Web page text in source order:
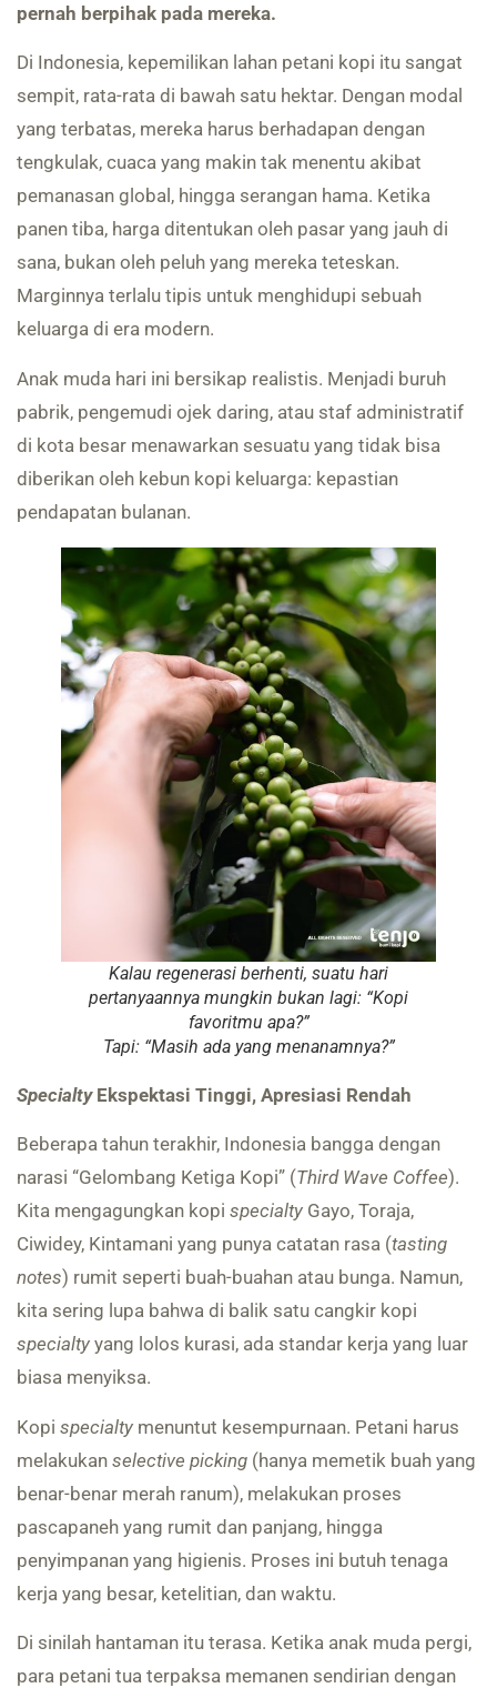
pernah berpihak pada mereka.
Di Indonesia, kepemilikan lahan petani kopi itu sangat
sempit, rata-rata di bawah satu hektar. Dengan modal
yang terbatas, mereka harus berhadapan dengan
tengkulak, cuaca yang makin tak menentu akibat
pemanasan global, hingga serangan hama. Ketika
panen tiba, harga ditentukan oleh pasar yang jauh di
sana, bukan oleh peluh yang mereka teteskan.
Marginnya terlalu tipis untuk menghidupi sebuah
keluarga di era modern.
Anak muda hari ini bersikap realistis. Menjadi buruh
pabrik, pengemudi ojek daring, atau staf administratif
di kota besar menawarkan sesuatu yang tidak bisa
diberikan oleh kebun kopi keluarga: kepastian
pendapatan bulanan.
Kalau regenerasi berhenti, suatu hari
pertanyaannya mungkin bukan lagi: “Kopi
favoritmu apa?”
Tapi: “Masih ada yang menanamnya?”
SpecialtyEkspektasi Tinggi, Apresiasi Rendah
Beberapa tahun terakhir, Indonesia bangga dengan
narasi “Gelombang Ketiga Kopi” (Third Wave Coffee).
Kita mengagungkan kopi specialty Gayo, Toraja,
Ciwidey, Kintamani yang punya catatan rasa (tasting
notes) rumit seperti buah-buahan atau bunga. Namun,
kita sering lupa bahwa di balik satu cangkir kopi
specialty yang lolos kurasi, ada standar kerja yang luar
biasa menyiksa.
Kopi specialty menuntut kesempurnaan. Petani harus
melakukan selective picking (hanya memetik buah yang
benar-benar merah ranum), melakukan proses
pascapaneh yang rumit dan panjang, hingga
penyimpanan yang higienis. Proses ini butuh tenaga
kerja yang besar, ketelitian, dan waktu.
Di sinilah hantaman itu terasa. Ketika anak muda pergi,
para petani tua terpaksa memanen sendirian dengan